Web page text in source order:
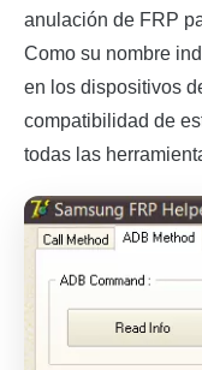
anulación de FRP
Como su nombre
en los dispositivos
compatibilidad de
todas las